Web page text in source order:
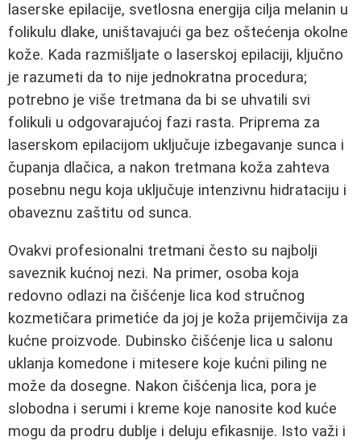
laserske epilacije, svetlosna energija cilja melanin u
folikulu dlake, uništavajući ga bez oštećenja okolne
kože. Kada razmišljate o laserskoj epilaciji, ključno
je razumeti da to nije jednokratna procedura;
potrebno je više tretmana da bi se uhvatili svi
folikuli u odgovarajućoj fazi rasta. Priprema za
laserskom epilacijom uključuje izbegavanje sunca i
čupanja dlačica, a nakon tretmana koža zahteva
posebnu negu koja uključuje intenzivnu hidrataciju i
obaveznu zaštitu od sunca.
Ovakvi profesionalni tretmani često su najbolji
saveznik kućnoj nezi. Na primer, osoba koja
redovno odlazi na čišćenje lica kod stručnog
kozmetičara primetiće da joj je koža prijemčivija za
kućne proizvode. Dubinsko čišćenje lica u salonu
uklanja komedone i mitesere koje kućni piling ne
može da dosegne. Nakon čišćenja lica, pora je
slobodna i serumi i kreme koje nanosite kod kuće
mogu da prodru dublje i deluju efikasnije. Isto važi i